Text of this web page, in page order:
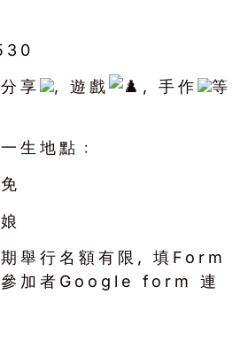
享 , 遊戲 , 手作
等
生地點﹕
舉行名額有限, 填Form
參加者Google form 連